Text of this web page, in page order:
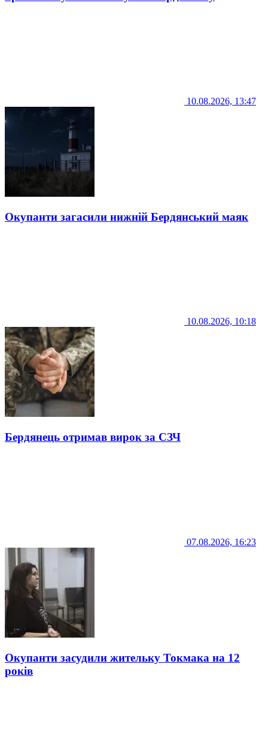
10.08.2026, 13:47
Окупанти загасили нижній Бердянський маяк
10.08.2026, 10:18
Бердянець отримав вирок за СЗЧ
07.08.2026, 16:23
Окупанти засудили жительку Токмака на 12
років